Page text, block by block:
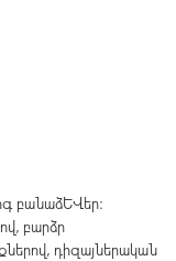
բանաձևեր։
բարձր
դիզայներական